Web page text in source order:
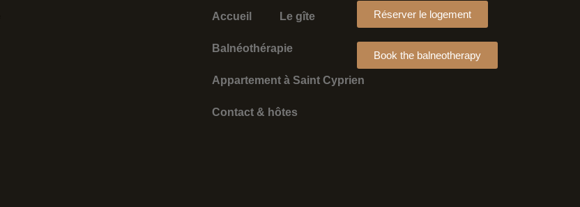
Accueil Le gîte
Balnéothérapie
Appartement à Saint Cyprien
Contact & hôtes
Réserver le logement
Book the balneotherapy